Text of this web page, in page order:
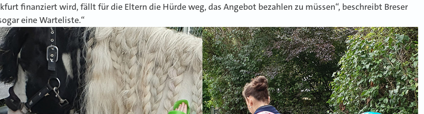
finanziert wird, fällt für die Eltern die Hürde weg, das Angebot bezahlen zu müssen“, beschreibt Breser
eine Warteliste.“